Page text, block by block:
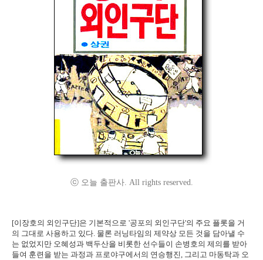
ⓒ 오늘 출판사. All rights reserved.
[이장호의 외인구단]은 기본적으로 '공포의 외인구단'의 주요 플롯을 거
의 그대로 사용하고 있다. 물론 러닝타임의 제약상 모든 것을 담아낼 수
는 없었지만 오혜성과 백두산을 비롯한 선수들이 손병호의 제의를 받아
들여 훈련을 받는 과정과 프로야구에서의 연승행진, 그리고 마동탁과 오